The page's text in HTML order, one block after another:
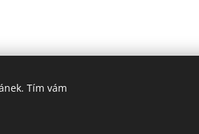
klub Praha. Všechna práva vyhrazena.
Tím vám